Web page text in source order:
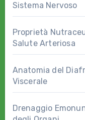
Sistema Nervoso
Proprietà
Salute Arteriosa
Anatomia del
Viscerale
Drenaggio